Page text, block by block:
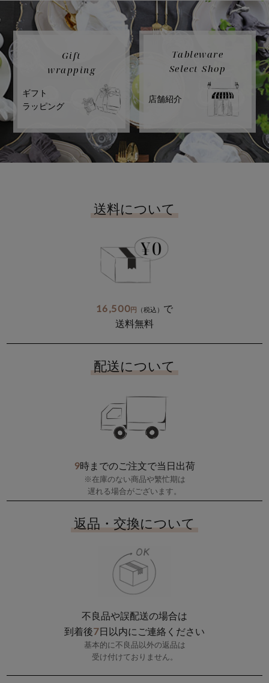
Gift
wrapping
ギフト
ラッピング
Tableware
Select Shop
店舗紹介
送料について
16,500円 （税込） で
送料無料
配送について
9時までのご注文で当日出荷
※在庫のない商品や繁忙期は
遅れる場合がございます。
返品・交換について
不良品や誤配送の場合は
到着後7日以内にご連絡ください
基本的に不良品以外の返品は
受け付けておりません。